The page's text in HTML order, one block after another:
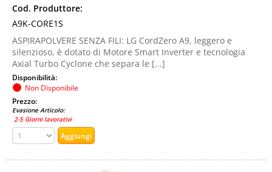
Cod. Produttore:
A9K-CORE1S
ASPIRAPOLVERE SENZA FILI: LG CordZero A9, leggero e
silenzioso, è dotato di Motore Smart Inverter e tecnologia
Axial Turbo Cyclone che separa le [...]
Disponibilità:
Non Disponibile
Prezzo:
Evasione Articolo:
2-5 Giorni lavorativi